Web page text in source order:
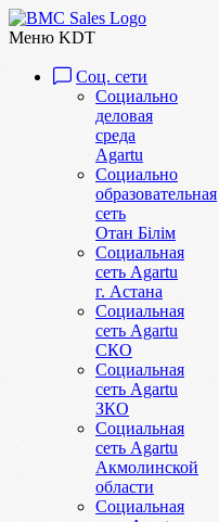
Меню KDT
Соц. сети
Социально
деловая
среда
Agartu
Социально
образовательная
сеть
Отан Бiлiм
Социальная
сеть Agartu
г. Астана
Социальная
сеть Agartu
СКО
Социальная
сеть Agartu
ЗКО
Социальная
сеть Agartu
Акмолинской
области
Социальная